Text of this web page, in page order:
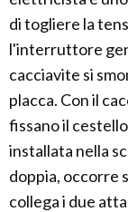
di togliere la
l'interruttore
cacciavite si
placca. Con il
fissano il
installata nella
doppia, occorre
collega i due